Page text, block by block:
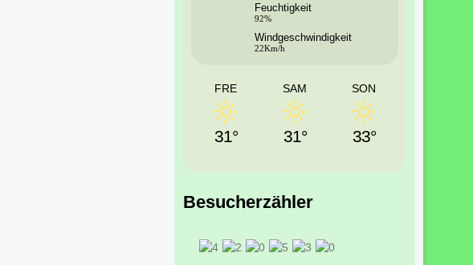
Feuchtigkeit
92%
Windgeschwindigkeit
22Km/h
FRE
31°
SAM
31°
SON
33°
Besucherzähler